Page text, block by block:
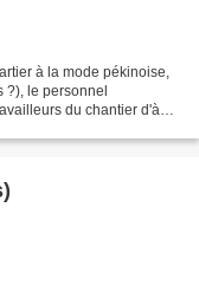
à la mode pékinoise,
?), le personnel
du chantier d'à